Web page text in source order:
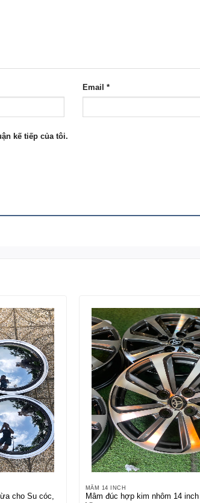
Email *
kế tiếp của tôi.
cho Su cóc,
MÂM 14 INCH
Mâm đúc hợp kim nhôm 14